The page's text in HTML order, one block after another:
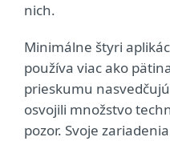
nich.
Minimálne štyri
používa viac ako
prieskumu
osvojili množstvo
pozor. Svoje